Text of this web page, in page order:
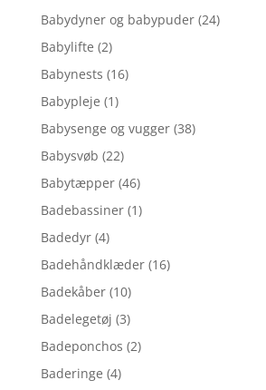
Babydyner og babypuder (24)
Babylifte (2)
Babynests (16)
Babypleje (1)
Babysenge og vugger (38)
Babysvøb (22)
Babytæpper (46)
Badebassiner (1)
Badedyr (4)
Badehåndklæder (16)
Badekåber (10)
Badelegetøj (3)
Badeponchos (2)
Baderinge (4)